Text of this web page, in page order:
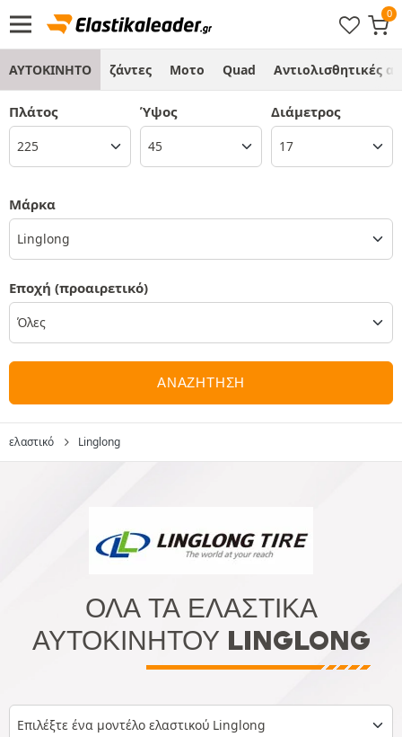
ΑΥΤΟΚΙΝΗΤΟ ζάντες Μοτο Quad Αντιολισθητικές
Πλάτος Ύψος Διάμετρος
Μάρκα
Linglong
Εποχή (προαιρετικό)
ΑΝΑΖΗΤΗΣΗ
ελαστικό Linglong
ΌΛΑ ΤΑ ΕΛΑΣΤΙΚΆ
ΑΥΤΟΚΙΝΉΤΟΥ LINGLONG
Επιλέξτε ένα μοντέλο ελαστικού Linglong